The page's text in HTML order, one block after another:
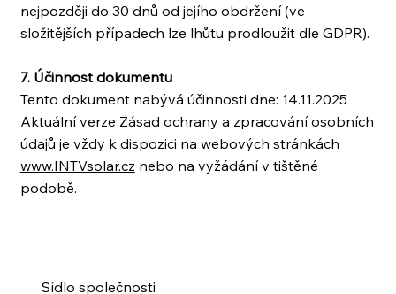
nejpozději do 30 dnů od jejího obdržení (ve
složitějších případech lze lhůtu prodloužit dle GDPR).
7. Účinnost dokumentu
Tento dokument nabývá účinnosti dne: 14.11.2025
Aktuální verze Zásad ochrany a zpracování osobních
údajů je vždy k dispozici na webových stránkách
www.INTVsolar.cz nebo na vyžádání v tištěné
podobě.
Sídlo společnosti